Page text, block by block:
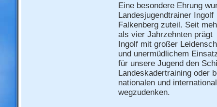
Eine besondere Ehrung
Landesjugendtrainer Ingolf
Falkenberg zuteil. Seit
als vier Jahrzehnten prägt
Ingolf mit großer
und unermüdlichem
für unsere Jugend den
Landeskadertraining oder
nationalen und
wegzudenken.